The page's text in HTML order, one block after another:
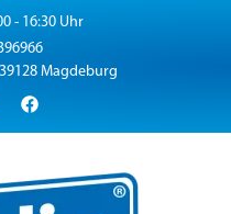
- 16:30 Uhr
Magdeburg